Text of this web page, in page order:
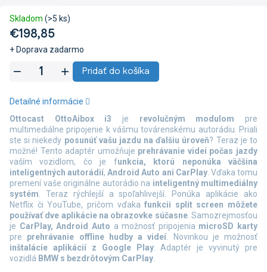
€198,85
+ Doprava zadarmo
Jednotková
Skladom (>5 ks)
Pridať do košíka
Ottocast OttoAibox i3 je revolučným modulom pre
multimediálne pripojenie k vášmu továrenskému autorádiu. Priali
ste si niekedy posunúť vašu jazdu na ďalšiu úroveň? Teraz je to
možné! Tento adaptér umožňuje prehrávanie videí počas jazdy
vaším vozidlom, čo je funkcia, ktorú neponúka väčšina
inteligentných autorádií, Android Auto ani CarPlay. Vďaka tomu
premení vaše originálne autorádio na inteligentný multimediálny
systém. Teraz rýchlejší a spoľahlivejší. Ponúka aplikácie ako
Netflix či YouTube, pričom vďakafunkcii split screen môžete
používať dve aplikácie na obrazovke súčasne. Samozrejmosťou
je CarPlay, Android Auto a možnosť pripojenia microSD karty
pre prehrávanie offline hudby a videí. Novinkou je možnosť
inštalácie aplikácií z Google Play. Adaptér je vyvinutý pre
vozidlá BMW s bezdrôtovým CarPlay.
Detailné informácie